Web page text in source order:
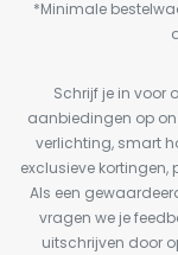
*Minimale
Schrijf je in voor
aanbiedingen op
verlichting, smart
exclusieve
Als een
vragen we je
uitschrijven door